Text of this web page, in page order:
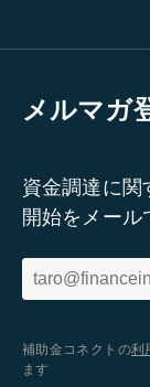
メルマガ
資金調達に関
開始をメール
補助金コネクトの利
ます